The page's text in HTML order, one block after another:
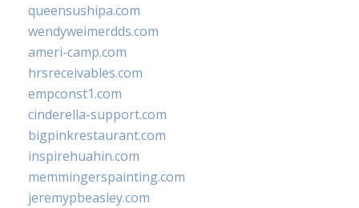
queensushipa.com
wendyweimerdds.com
ameri-camp.com
hrsreceivables.com
empconst1.com
cinderella-support.com
bigpinkrestaurant.com
inspirehuahin.com
memmingerspainting.com
jeremypbeasley.com